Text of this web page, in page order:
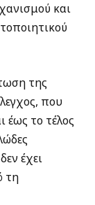
και
της
που
έως το τέλος
έχει
τη